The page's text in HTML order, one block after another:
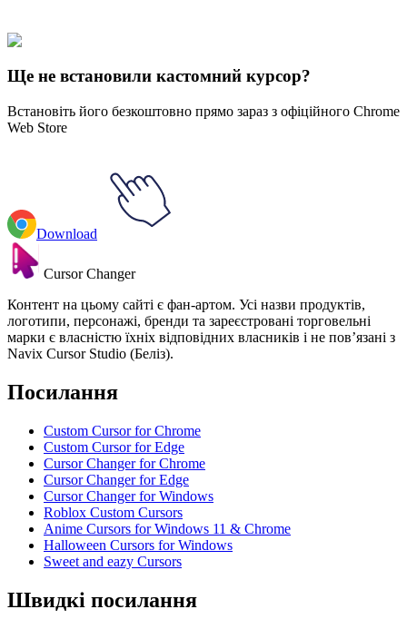
Ice Cream
Ще не встановили кастомний курсор?
Встановіть його безкоштовно прямо зараз з офіційного Chrome
Web Store
Download
Cursor Changer
Контент на цьому сайті є фан-артом. Усі назви продуктів,
логотипи, персонажі, бренди та зареєстровані торговельні
марки є власністю їхніх відповідних власників і не пов’язані з
Navix Cursor Studio (Беліз).
Посилання
Custom Cursor for Chrome
Custom Cursor for Edge
Cursor Changer for Chrome
Cursor Changer for Edge
Cursor Changer for Windows
Roblox Custom Cursors
Anime Cursors for Windows 11 & Chrome
Halloween Cursors for Windows
Sweet and eazy Cursors
Швидкі посилання